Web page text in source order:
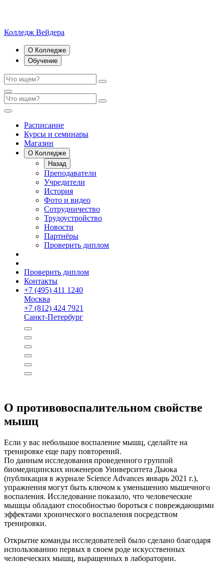
Колледж Вейдера
О Колледже
Обучение
Расписание
Курсы и семинары
Магазин
О Колледже
Назад
Преподаватели
Учредители
История
Фото и видео
Сотрудничество
Трудоустройство
Новости
Партнёры
Проверить диплом
Проверить диплом
Контакты
+7 (495) 411 1240
Москва
+7 (812) 424 7921
Санкт-Петербург
О противо­воспалительном свойстве
мышц
Если у вас небольшое воспаление мышц, сделайте на
тренировке еще пару повторений.
По данным исследования проведенного группой
биомедицин­ских инженеров Университета Дьюка
(публикация в журнале Science Advances январь 2021 г.),
упражнения могут быть ключом к уменьшению мышечного
воспаления. Исследование показало, что человеческие
мышцы обладают способностью бороться с повреждающими
эффектами хронического воспаления посредством
тренировки.
Открытие команды исследователей было сделано благодаря
использова­нию первых в своем роде искусственных
человеческих мышц, выращенных в лаборатории.